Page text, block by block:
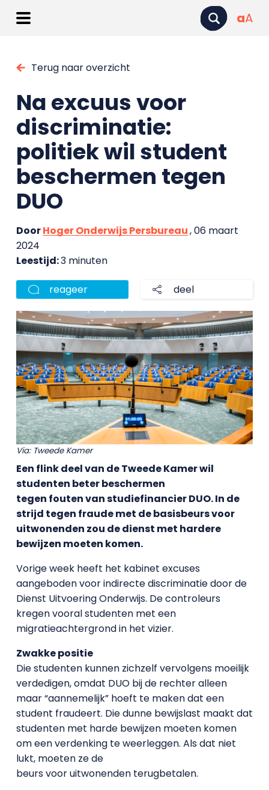
aA
Terug naar overzicht
Na excuus voor
discriminatie:
politiek wil student
beschermen tegen
DUO
DoorHoger Onderwijs Persbureau, 06 maart
2024
Leestijd:3 minuten
reageer deel
Via: Tweede Kamer
Een flink deel van de Tweede Kamer wil
studenten beter beschermen
tegen fouten van studiefinancier DUO. In de
strijd tegen fraude met de basisbeurs voor
uitwonenden zou de dienst met hardere
bewijzen moeten komen.
Vorige week heeft het kabinet excuses
aangeboden voor indirecte discriminatie door de
Dienst Uitvoering Onderwijs. De controleurs
kregen vooral studenten met een
migratieachtergrond in het vizier.
Zwakke positie
Die studenten kunnen zichzelf vervolgens moeilijk
verdedigen, omdat DUO bij de rechter alleen
maar “aannemelijk” hoeft te maken dat een
student fraudeert. Die dunne bewijslast maakt dat
studenten met harde bewijzen moeten komen
om een verdenking te weerleggen. Als dat niet
lukt, moeten ze de
beurs voor uitwonenden terugbetalen.